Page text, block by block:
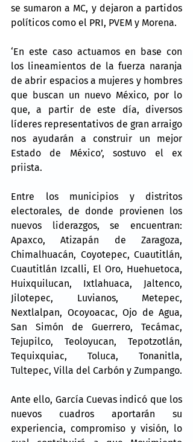
se sumaron a MC, y dejaron a partidos
políticos como el PRI, PVEM y Morena.
‘En este caso actuamos en base con
los lineamientos de la fuerza naranja
de abrir espacios a mujeres y hombres
que buscan un nuevo México, por lo
que, a partir de este día, diversos
líderes representativos de gran arraigo
nos ayudarán a construir un mejor
Estado de México’, sostuvo el ex
priista.
Entre los municipios y distritos
electorales, de donde provienen los
nuevos liderazgos, se encuentran:
Apaxco, Atizapán de Zaragoza,
Chimalhuacán, Coyotepec, Cuautitlán,
Cuautitlán Izcalli, El Oro, Huehuetoca,
Huixquilucan, Ixtlahuaca, Jaltenco,
Jilotepec, Luvianos, Metepec,
Nextlalpan, Ocoyoacac, Ojo de Agua,
San Simón de Guerrero, Tecámac,
Tejupilco, Teoloyucan, Tepotzotlán,
Tequixquiac, Toluca, Tonanitla,
Tultepec, Villa del Carbón y Zumpango.
Ante ello, García Cuevas indicó que los
nuevos cuadros aportarán su
experiencia, compromiso y visión, lo